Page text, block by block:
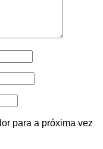
para a próxima vez